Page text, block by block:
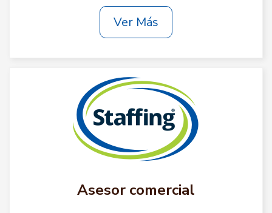
Ver Más
Asesor comercial